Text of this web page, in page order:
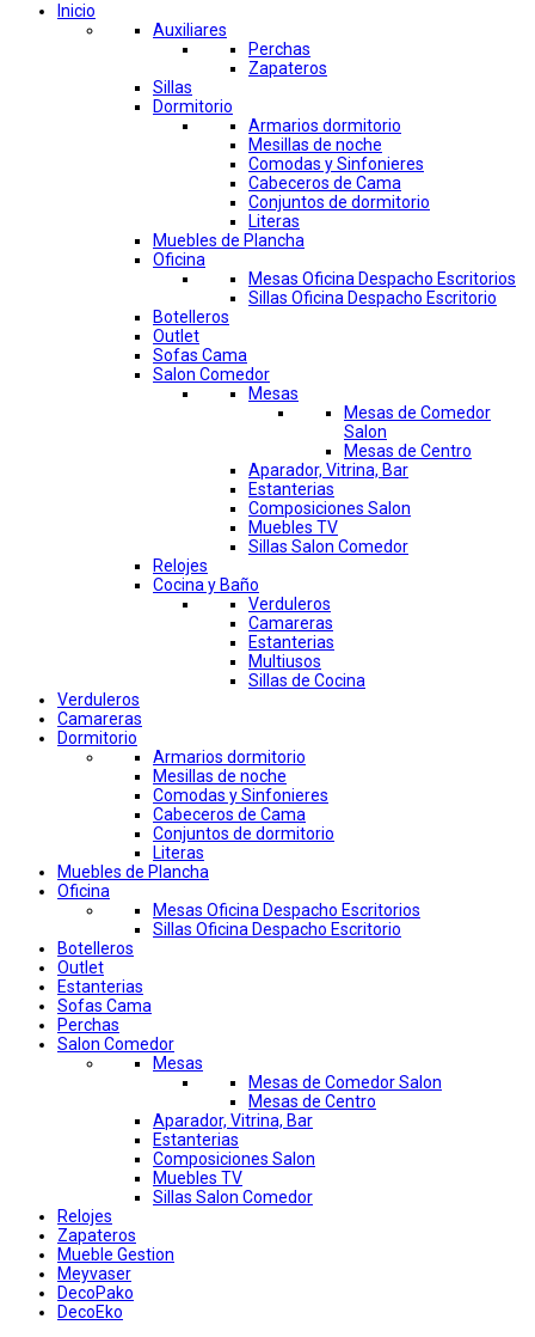
Inicio
Auxiliares
Perchas
Zapateros
Sillas
Dormitorio
Armarios dormitorio
Mesillas de noche
Comodas y Sinfonieres
Cabeceros de Cama
Conjuntos de dormitorio
Literas
Muebles de Plancha
Oficina
Mesas Oficina Despacho Escritorios
Sillas Oficina Despacho Escritorio
Botelleros
Outlet
Sofas Cama
Salon Comedor
Mesas
Mesas de Comedor
Salon
Mesas de Centro
Aparador, Vitrina, Bar
Estanterias
Composiciones Salon
Muebles TV
Sillas Salon Comedor
Relojes
Cocina y Baño
Verduleros
Camareras
Estanterias
Multiusos
Sillas de Cocina
Verduleros
Camareras
Dormitorio
Armarios dormitorio
Mesillas de noche
Comodas y Sinfonieres
Cabeceros de Cama
Conjuntos de dormitorio
Literas
Muebles de Plancha
Oficina
Mesas Oficina Despacho Escritorios
Sillas Oficina Despacho Escritorio
Botelleros
Outlet
Estanterias
Sofas Cama
Perchas
Salon Comedor
Mesas
Mesas de Comedor Salon
Mesas de Centro
Aparador, Vitrina, Bar
Estanterias
Composiciones Salon
Muebles TV
Sillas Salon Comedor
Relojes
Zapateros
Mueble Gestion
Meyvaser
DecoPako
DecoEko